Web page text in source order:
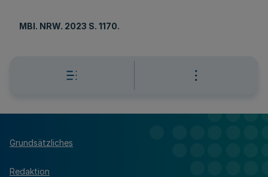
MBl. NRW. 2023 S. 1170.
Grundsätzliches
Redaktion